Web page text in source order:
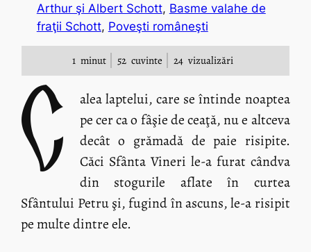
Arthur şi Albert Schott, Basme valahe de
fraţii Schott, Poveşti româneşti
1 minut 52 cuvinte 24 vizualizări
C
alea laptelui, care se întinde noaptea
pe cer ca o fâşie de ceaţă, nu e altceva
decât o grămadă de paie risipite.
Căci Sfânta Vineri le-a furat cândva
din stogurile aflate în curtea
Sfântului Petru şi, fugind în ascuns, le-a risipit
pe multe dintre ele.